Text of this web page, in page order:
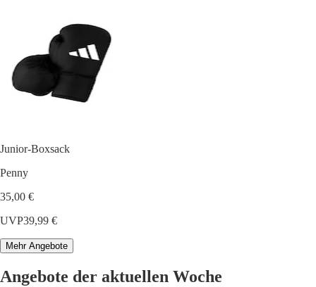
Junior-Boxsack
Penny
35,00 €
UVP39,99 €
Mehr Angebote
Angebote der aktuellen Woche